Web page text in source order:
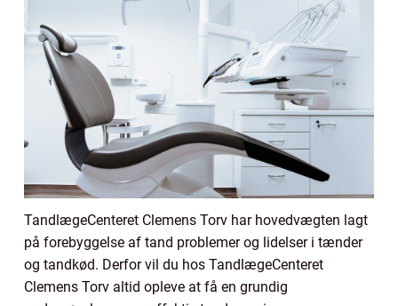
TandlægeCenteret Clemens Torv har hovedvægten lagt
på forebyggelse af tand problemer og lidelser i tænder
og tandkød. Derfor vil du hos TandlægeCenteret
Clemens Torv altid opleve at få en grundig